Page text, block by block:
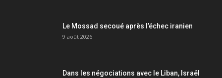
Le Mossad secoué après l’échec iranien
9 août 2026
Dans les négociations avec le Liban, Israël